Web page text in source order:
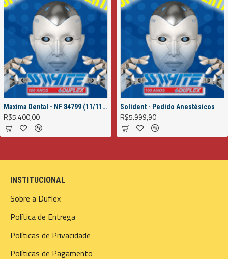
Maxima Dental - NF 84799 (11/11/2022)
R$5.400,00
Solident - Pedido Anestésicos
R$5.999,90
INSTITUCIONAL
Sobre a Duflex
Política de Entrega
Políticas de Privacidade
Políticas de Pagamento